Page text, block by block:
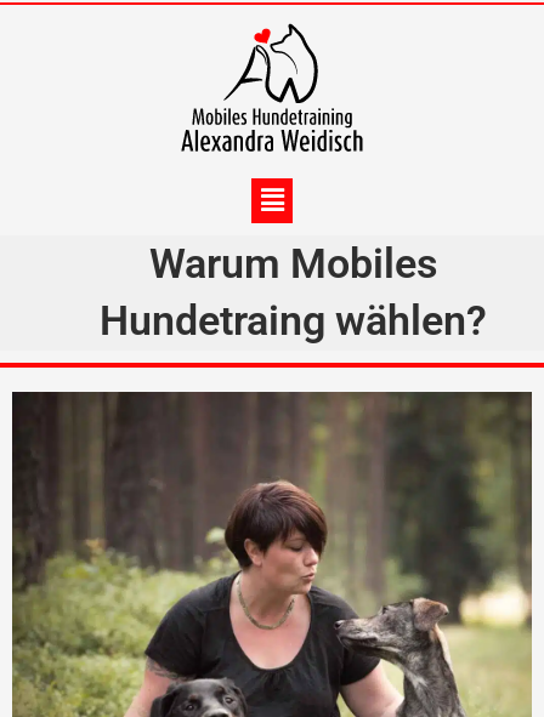
Menü
Warum Mobiles
Hundetraing wählen?